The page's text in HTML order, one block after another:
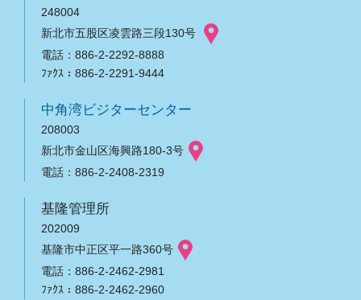
248004
新北市五股区凌雲路三段130号
電話：886-2-2292-8888
ﾌｧｸｽ：886-2-2291-9444
中角湾ビジターセンター
208003
新北市金山区海興路180-3号
電話：886-2-2408-2319
基隆管理所
202009
基隆市中正区平一路360号
電話：886-2-2462-2981
ﾌｧｸｽ：886-2-2462-2960